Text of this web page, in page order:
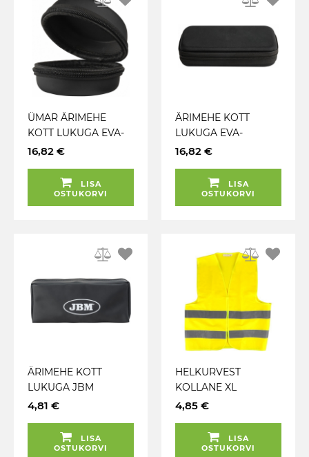
ÜMAR ÄRIMEHE
KOTT LUKUGA EVA-
TEKSTIILPLASTIST
16,82 €
LISA
OSTUKORVI
ÄRIMEHE KOTT
LUKUGA EVA-
TEKSTIILPLASTIST
16,82 €
LISA
OSTUKORVI
ÄRIMEHE KOTT
LUKUGA JBM
4,81 €
LISA
OSTUKORVI
HELKURVEST
KOLLANE XL
CARMOTION
4,85 €
LISA
OSTUKORVI